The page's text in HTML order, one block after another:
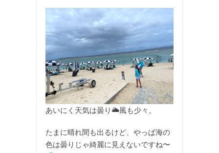
あいにく天気は曇り🌥風も少々。
たまに晴れ間も出るけど、やっぱ海の
色は曇りじゃ綺麗に見えないですね〜